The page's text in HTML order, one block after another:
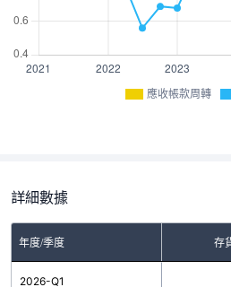
應收帳款周轉
詳細數據
年度/季度 存
2026-Q1